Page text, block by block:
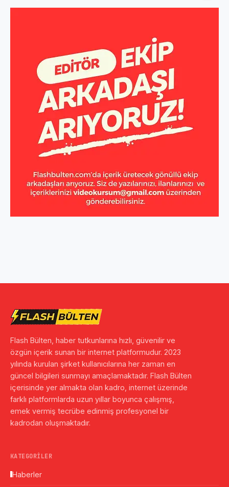
Flash Bülten, haber tutkunlarına hızlı, güvenilir ve
özgün içerik sunan bir internet platformudur. 2023
yılında kurulan şirket kullanıcılarına her zaman en
güncel bilgileri sunmayı amaçlamaktadır. Flash Bülten
içerisinde yer almakta olan kadro, internet üzerinde
farklı platformlarda uzun yıllar boyunca çalışmış,
emek vermiş tecrübe edinmiş profesyonel bir
kadrodan oluşmaktadır.
KATEGORILER
Haberler